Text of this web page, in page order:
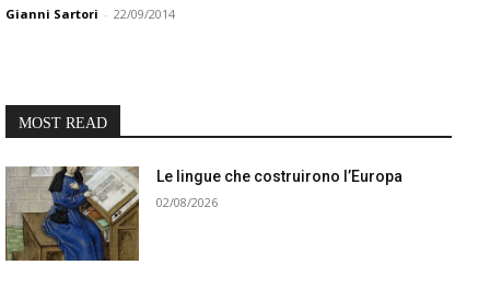
Gianni Sartori - 22/09/2014
MOST READ
Le lingue che costruirono l’Europa
02/08/2026